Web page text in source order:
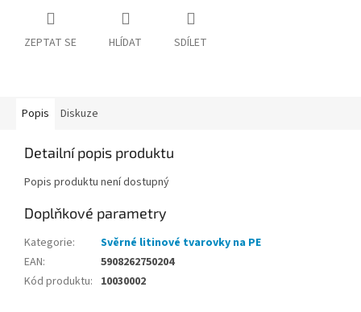
ZEPTAT SE HLÍDAT SDÍLET
Popis Diskuze
Detailní popis produktu
Popis produktu není dostupný
Doplňkové parametry
Kategorie:
Svěrné litinové tvarovky na PE
EAN:
5908262750204
Kód produktu: 10030002